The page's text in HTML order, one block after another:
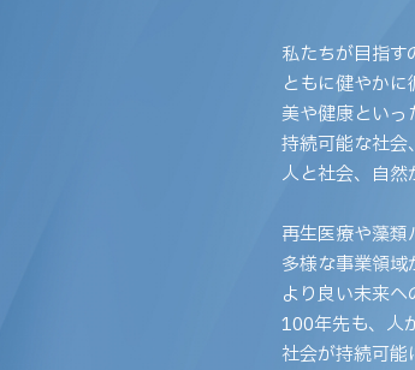
私たちが目指
ともに健やかに
美や健康といっ
持続可能な社会
人と社会、自然
再生医療や藻類
多様な事業領域
より良い未来へ
100年先も、人
社会が持続可能